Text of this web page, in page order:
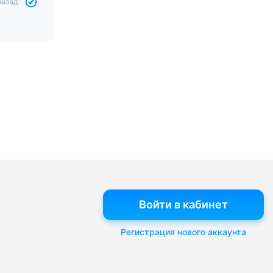
Войти в кабинет
Регистрация нового аккаунта